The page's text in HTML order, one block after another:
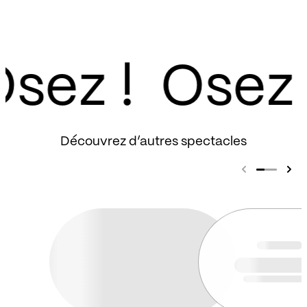
monde, et défend désormais 7 albums sur
scène dont le dernier en date Seventh Rum
of a Seventh Rum
(2022), qui a su
rassembler plus de 4500 personnes par soir
janvier 2023.
Vous l’avez compris, Damage Done Prod et
l’équipage déjanté du galion écossais, alors
embarquez avec nous pour cette belle
!
Découvrez d’autres spectacles